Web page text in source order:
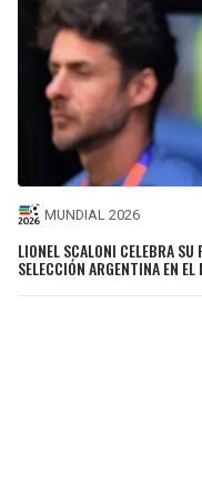
MUNDIAL 2026
LIONEL SCALONI CELEBRA
SELECCIÓN ARGENTINA EN